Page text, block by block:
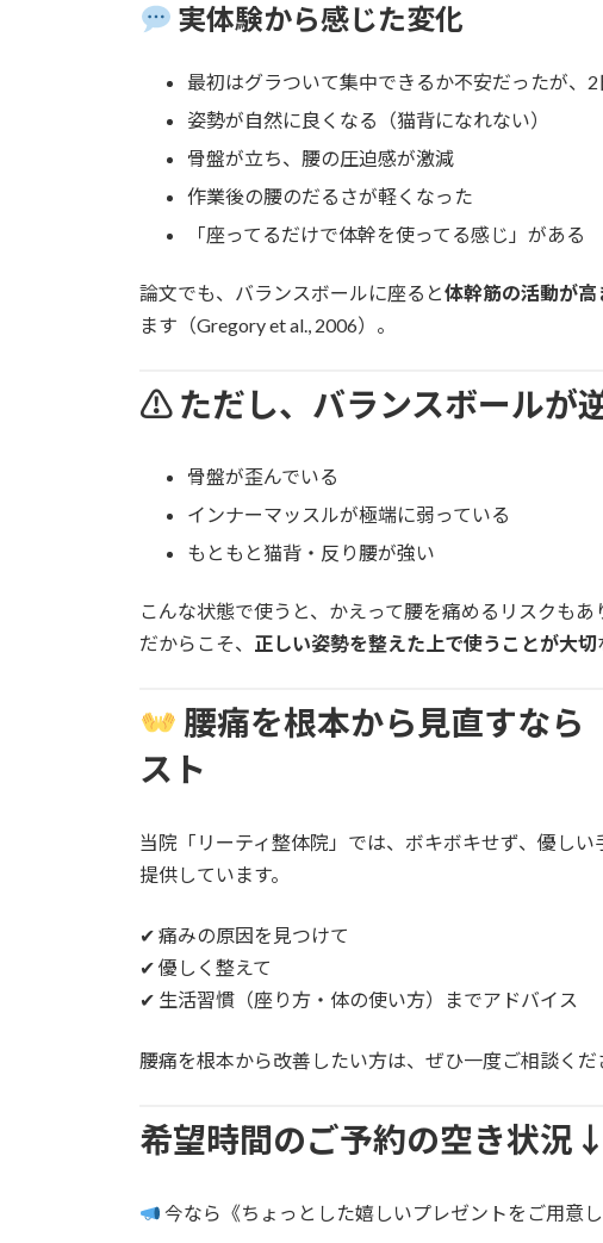
実体験から感じた変化
最初はグラついて集中できるか不安だったが、
姿勢が自然に良くなる（猫背になれない）
骨盤が立ち、腰の圧迫感が激減
作業後の腰のだるさが軽くなった
「座ってるだけで体幹を使ってる感じ」がある
論文でも、バランスボールに座ると体幹筋の活動が高
ます（Gregory et al., 2006）。
⚠ ただし、バランスボールが
骨盤が歪んでいる
インナーマッスルが極端に弱っている
もともと猫背・反り腰が強い
こんな状態で使うと、かえって腰を痛めるリスクもあ
だからこそ、 正しい姿勢を整えた上で使うことが大切
腰痛を根本から見直すなら
スト
当院「リーティ整体院」では、ボキボキせず、優し
提供しています。
✔ 痛みの原因を見つけて
✔ 優しく整えて
✔ 生活習慣（座り方・体の使い方）までアドバイス
腰痛を根本から改善したい方は、ぜひ一度ご相談くだ
希望時間のご予約の空き状
今なら《ちょっとした嬉しいプレゼントをご用意し